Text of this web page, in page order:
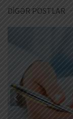
DİGƏR POSTLAR